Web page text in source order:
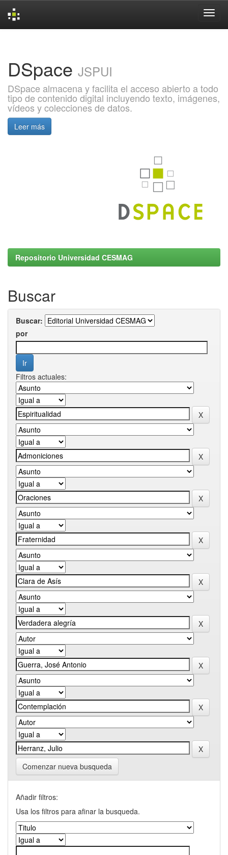
DSpace JSPUI
DSpace almacena y facilita el acceso abierto a todo
tipo de contenido digital incluyendo texto, imágenes,
vídeos y colecciones de datos.
Leer más
Repositorio Universidad CESMAG
Buscar
Buscar:
por
Filtros actuales:
Comenzar nueva busqueda
Añadir filtros:
Usa los filtros para afinar la busqueda.